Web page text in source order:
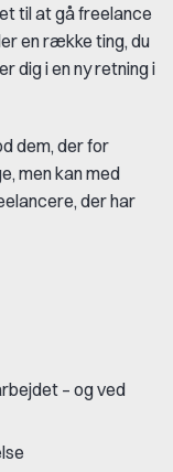
til at gå freelance
en række ting, du
dig i en ny retning i
dem, der for
men kan med
der har
– og ved